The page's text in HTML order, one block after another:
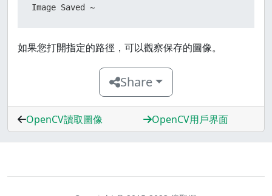
Image Saved ~
如果您打開指定的路徑，可以觀察保存的圖像。
Share
OpenCV讀取圖像 OpenCV用戶界面